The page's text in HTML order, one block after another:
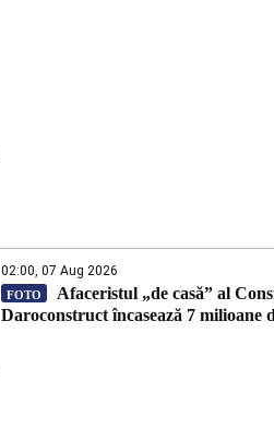
02:00, 07 Aug 2026
FOTO
Afaceristul „de casă” al
Daroconstruct încasează 7